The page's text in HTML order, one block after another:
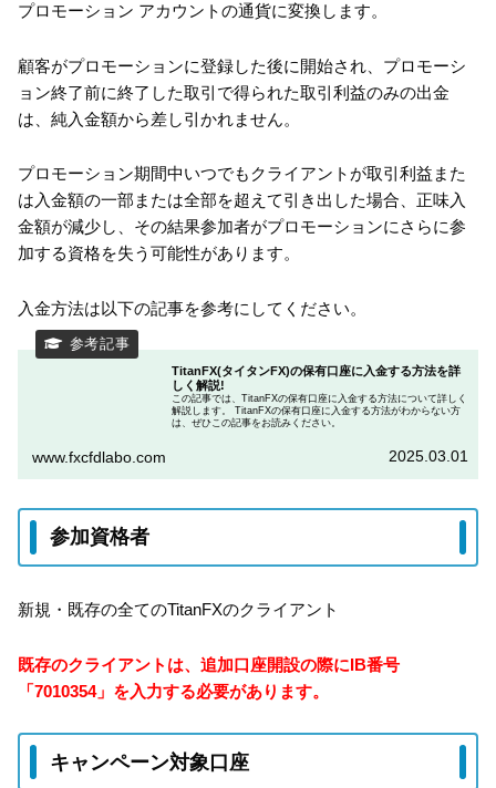
プロモーション アカウントの通貨に変換します。
顧客がプロモーションに登録した後に開始され、プロモーシ
ョン終了前に終了した取引で得られた取引利益のみの出金
は、純入金額から差し引かれません。
プロモーション期間中いつでもクライアントが取引利益また
は入金額の一部または全部を超えて引き出した場合、正味入
金額が減少し、その結果参加者がプロモーションにさらに参
加する資格を失う可能性があります。
入金方法は以下の記事を参考にしてください。
TitanFX(タイタンFX)の保有口座に入金する方法を詳
しく解説!
この記事では、TitanFXの保有口座に入金する方法について詳しく
解説します。 TitanFXの保有口座に入金する方法がわからない方
は、ぜひこの記事をお読みください。
www.fxcfdlabo.com 2025.03.01
参加資格者
新規・既存の全てのTitanFXのクライアント
既存のクライアントは、追加口座開設の際にIB番号
「7010354」を入力する必要があります。
キャンペーン対象口座